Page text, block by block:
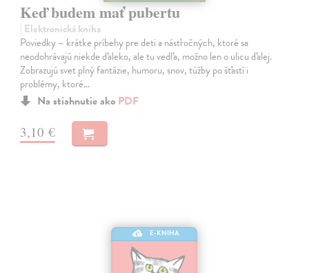
Keď budem mať pubertu
| Elektronická kniha
Poviedky – krátke príbehy pre deti a násťročných, ktoré sa
neodohrávajú niekde ďaleko, ale tu vedľa, možno len o ulicu ďalej.
Zobrazujú svet plný fantázie, humoru, snov, túžby po šťastí i
problémy, ktoré…
Na stiahnutie ako PDF
3,10 €
E-KNIHA